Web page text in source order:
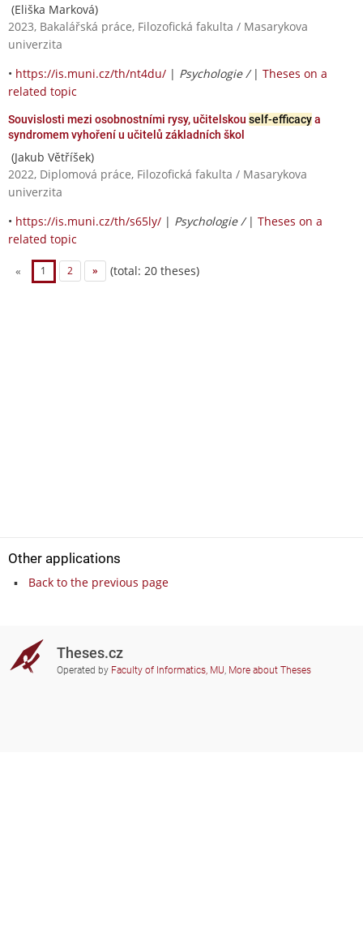
(Eliška Marková)
2023, Bakalářská práce, Filozofická fakulta / Masarykova
univerzita
• https://is.muni.cz/th/nt4du/ | Psychologie / | Theses on a
related topic
Souvislosti mezi osobnostními rysy, učitelskou self-efficacya
syndromem vyhoření u učitelů základních škol
(Jakub Větříšek)
2022, Diplomová práce, Filozofická fakulta / Masarykova
univerzita
• https://is.muni.cz/th/s65ly/ | Psychologie / | Theses on a
related topic
« 1 2 » (total: 20 theses)
Other applications
Back to the previous page
Theses.cz
Operated by Faculty of Informatics, MU, More about Theses